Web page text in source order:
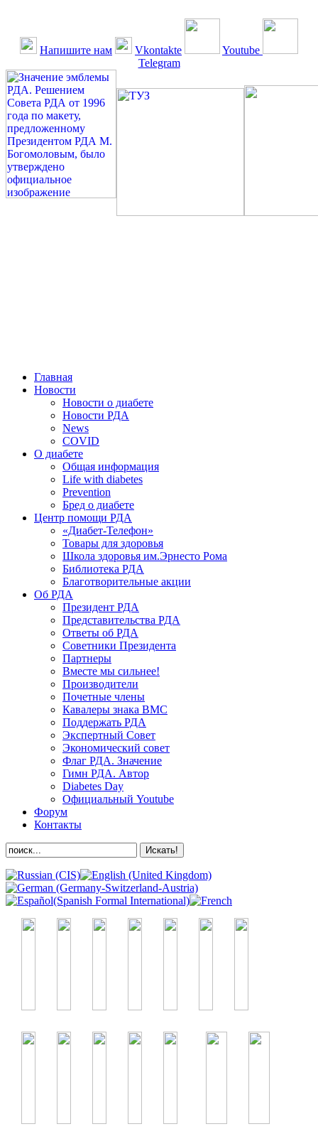
Напишите нам Vkontakte
Youtube
Telegram
Главная
Новости
Новости о диабете
Новости РДА
News
COVID
О диабете
Общая информация
Life with diabetes
Prevention
Бред о диабете
Центр помощи РДА
«Диабет-Телефон»
Товары для здоровья
Школа здоровья им.Эрнесто Рома
Библиотека РДА
Благотворительные акции
Об РДА
Президент РДА
Представительства РДА
Ответы об РДА
Советники Президента
Партнеры
Вместе мы сильнее!
Производители
Почетные члены
Кавалеры знака ВМС
Поддержать РДА
Экспертный Совет
Экономический совет
Флаг РДА. Значение
Гимн РДА. Автор
Diabetes Day
Официальный Youtube
Форум
Контакты